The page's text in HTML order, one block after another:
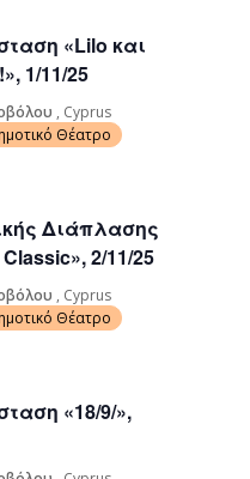
«Lilo και
1/11/25
, Cyprus
Θέατρο
Διάπλασης
2/11/25
, Cyprus
Θέατρο
«18/9/»,